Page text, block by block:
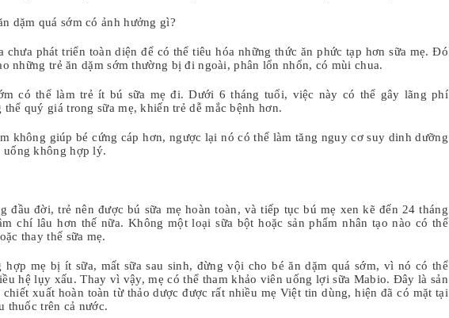
dặm quá sớm có ảnh hưởng gì?
chưa phát triển toàn diện để có thể tiêu hóa những thức ăn phức tạp hơn sữa mẹ. Đó
những trẻ ăn dặm sớm thường bị đi ngoài, phân lổn nhổn, có mùi chua.
có thể làm trẻ ít bú sữa mẹ đi. Dưới 6 tháng tuổi, việc này có thể gây lãng phí
thể quý giá trong sữa mẹ, khiến trẻ dễ mắc bệnh hơn.
không giúp bé cứng cáp hơn, ngược lại nó có thể làm tăng nguy cơ suy dinh dưỡng
uống không hợp lý.
đầu đời, trẻ nên được bú sữa mẹ hoàn toàn, và tiếp tục bú mẹ xen kẽ đến 24 tháng
chí lâu hơn thế nữa. Không một loại sữa bột hoặc sản phẩm nhân tạo nào có thể
thay thế sữa mẹ.
hợp mẹ bị ít sữa, mất sữa sau sinh, đừng vội cho bé ăn dặm quá sớm, vì nó có thể
hệ lụy xấu. Thay vì vậy, mẹ có thể tham khảo viên uống lợi sữa Mabio. Đây là sản
chiết xuất hoàn toàn từ thảo dược được rất nhiều mẹ Việt tin dùng, hiện đã có mặt tại
thuốc trên cả nước.